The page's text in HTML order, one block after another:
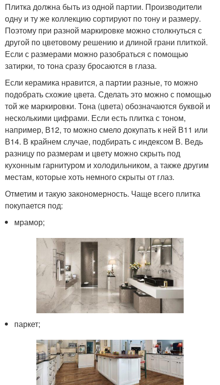
Плитка должна быть из одной партии. Производители
одну и ту же коллекцию сортируют по тону и размеру.
Поэтому при разной маркировке можно столкнуться с
другой по цветовому решению и длиной грани плиткой.
Если с размерами можно разобраться с помощью
затирки, то тона сразу бросаются в глаза.
Если керамика нравится, а партии разные, то можно
подобрать схожие цвета. Сделать это можно с помощью
той же маркировки. Тона (цвета) обозначаются буквой и
несколькими цифрами. Если есть плитка с тоном,
например, В12, то можно смело докупать к ней В11 или
В14. В крайнем случае, подбирать с индексом В. Ведь
разницу по размерам и цвету можно скрыть под
кухонным гарнитуром и холодильником, а также другим
местам, которые хоть немного скрыты от глаз.
Отметим и такую закономерность. Чаще всего плитка
покупается под:
мрамор;
паркет;